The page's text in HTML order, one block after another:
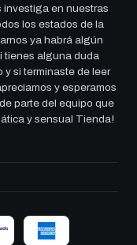
en nuestras
los estados de la
ya habrá algún
tienes alguna duda
y si terminaste de leer
y esperamos
parte del equipo que
y sensual Tienda!